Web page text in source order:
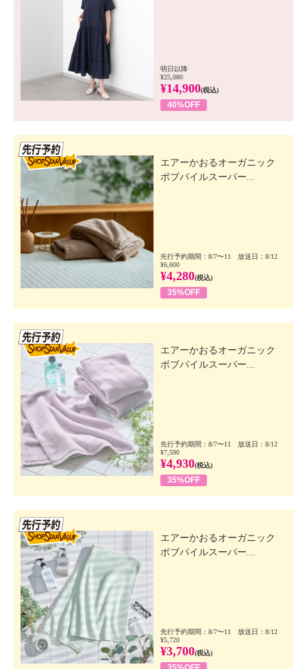
明日以降
¥25,080
¥14,900(税込)
40%OFF
エアーかおるオーガニック
ボブパイルスーパー...
先行予約期間：8/7〜11 放送日：8/12
¥6,600
¥4,280(税込)
35%OFF
エアーかおるオーガニック
ボブパイルスーパー...
先行予約期間：8/7〜11 放送日：8/12
¥7,590
¥4,930(税込)
35%OFF
エアーかおるオーガニック
ボブパイルスーパー...
先行予約期間：8/7〜11 放送日：8/12
¥5,720
¥3,700(税込)